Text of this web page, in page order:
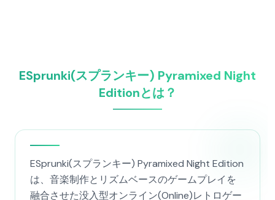
ESprunki(スプランキー) Pyramixed Night
Editionとは？
ESprunki(スプランキー) Pyramixed Night Edition
は、音楽制作とリズムベースのゲームプレイを
融合させた没入型オンライン(Online)レトロゲー